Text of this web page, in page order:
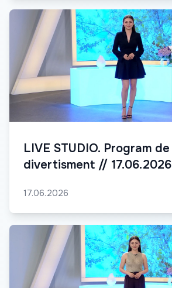
LIVE STUDIO. Program de
divertisment // 17.06.2026
17.06.2026